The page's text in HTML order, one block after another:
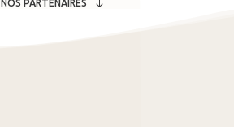
NOS PARTENAIRES